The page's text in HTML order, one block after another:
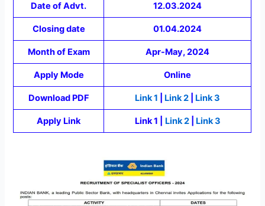
Date of Advt. 12.03.2024
Closing date 01.04.2024
Month of Exam Apr-May, 2024
Apply Mode Online
Download PDF Link 1 Link 2 Link 3
Apply Link Link 1 | Link 2 Link 3